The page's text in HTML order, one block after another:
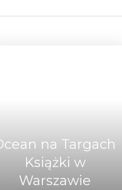
na Targach
Książki w
Warszawie